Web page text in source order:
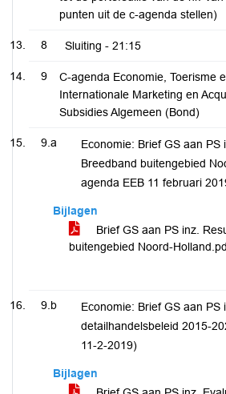
punten uit de c-agenda stellen)
8 Sluiting - 21:15
9
C-agenda Economie, Toerisme
Internationale Marketing en
Subsidies Algemeen (Bond)
9.a
Economie: Brief GS aan PS
Breedband buitengebied
agenda EEB 11 februari
Bijlagen
Brief GS aan PS inz.
buitengebied Noord-
9.b
Economie: Brief GS aan PS
detailhandelsbeleid 2015-
11-2-2019)
Bijlagen